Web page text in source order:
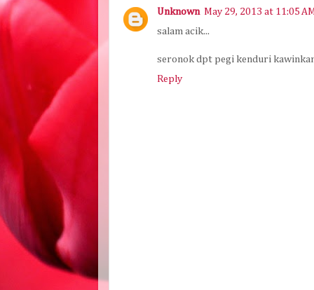
Unknown May 29, 2013 at 11:05
salam acik...
seronok dpt pegi kenduri
Reply